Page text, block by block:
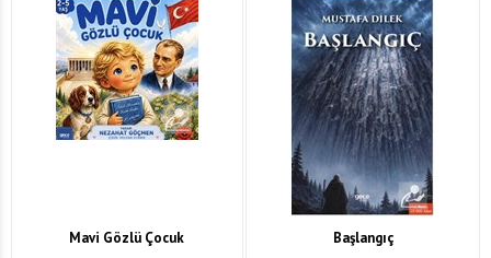
Mavi Gözlü Çocuk Başlangıç